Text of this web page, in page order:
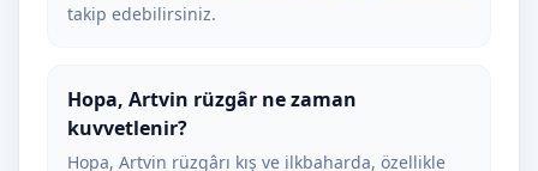
takip edebilirsiniz.
Hopa, Artvin rüzgâr ne zaman
kuvvetlenir?
Hopa, Artvin rüzgârı kış ve ilkbaharda, özellikle